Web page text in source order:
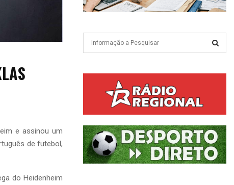
e assinou um
de futebol,
do Heidenheim
o
r
:
R
C
H